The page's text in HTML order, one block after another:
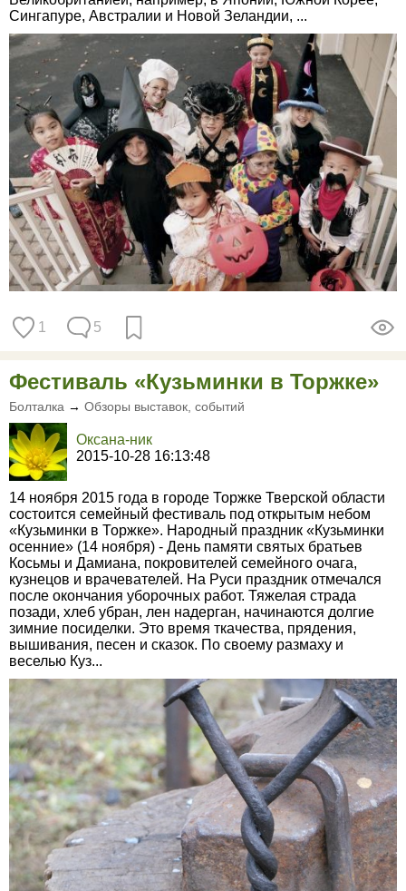
Сингапуре, Австралии и Новой Зеландии, ...
1 5
Фестиваль «Кузьминки в Торжке»
Болталка → Обзоры выставок, событий
Оксана-ник
2015-10-28 16:13:48
14 ноября 2015 года в городе Торжке Тверской области
состоится семейный фестиваль под открытым небом
«Кузьминки в Торжке». Народный праздник «Кузьминки
осенние» (14 ноября) - День памяти святых братьев
Косьмы и Дамиана, покровителей семейного очага,
кузнецов и врачевателей. На Руси праздник отмечался
после окончания уборочных работ. Тяжелая страда
позади, хлеб убран, лен надерган, начинаются долгие
зимние посиделки. Это время ткачества, прядения,
вышивания, песен и сказок. По своему размаху и
веселью Куз...